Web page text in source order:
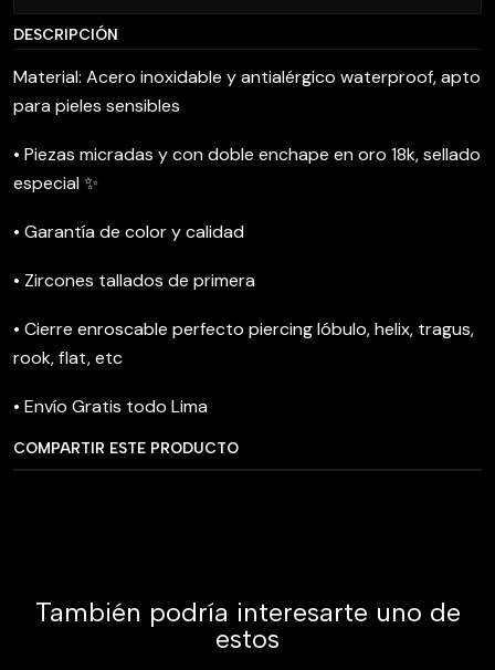
DESCRIPCIÓN
Material: Acero inoxidable y antialérgico waterproof, apto
para pieles sensibles
• Piezas micradas y con doble enchape en oro 18k, sellado
especial ✨
• Garantía de color y calidad
• Zircones tallados de primera
• Cierre enroscable perfecto piercing lóbulo, helix, tragus,
rook, flat, etc
• Envío Gratis todo Lima
COMPARTIR ESTE PRODUCTO
También podría interesarte uno de
estos